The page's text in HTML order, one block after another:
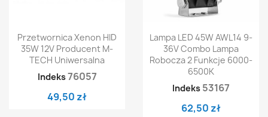
Przetwornica Xenon HID
35W 12V Producent M-
TECH Uniwersalna
Indeks76057
49,50 zł
Lampa LED 45W AWL14 9-
36V Combo Lampa
Robocza 2 Funkcje 6000-
6500K
Indeks 53167
62,50 zł